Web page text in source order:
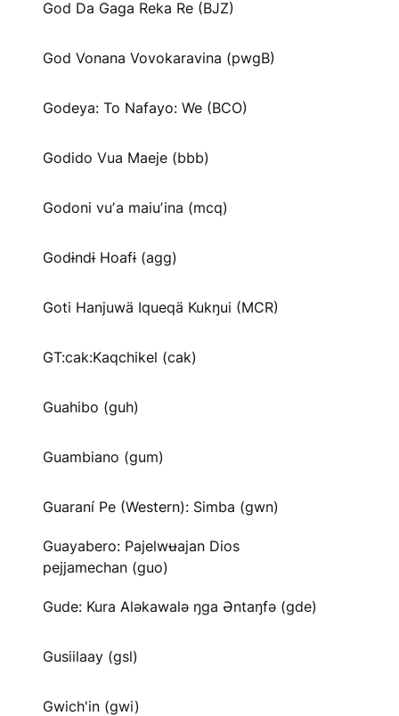
God Da Gaga Reka Re (BJZ)
God Vonana Vovokaravina (pwgB)
Godeya: To Nafayo: We (BCO)
Godido Vua Maeje (bbb)
Godoni vuʼa maiuʼina (mcq)
Godɨndɨ Hoafɨ (agg)
Goti Hanjuwä Iqueqä Kukŋui (MCR)
GT:cak:Kaqchikel (cak)
Guahibo (guh)
Guambiano (gum)
Guaraní Pe (Western): Simba (gwn)
Guayabero: Pajelwʉajan Dios
pejjamechan (guo)
Gude: Kura Aləkawalə ŋga Əntaŋfə (gde)
Gusiilaay (gsl)
Gwich'in (gwi)